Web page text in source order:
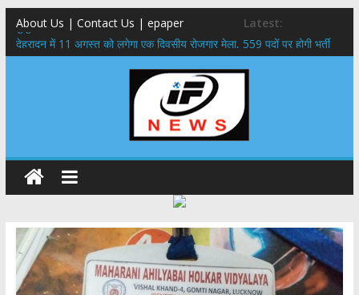
About Us | Contact Us | epaper Latest:
बुजुर्ग-दिव्यांगों के घर जाएंगे बीएलओ, करेंगे नोटिसों का निस्तारण
​देहरादून में 11 अगस्त को लगेगा एक दिवसीय रोजगार मेला, 559 पदों पर होगी भर्ती
459 करोड़ से एचएनबी गढ़वाल विश्वविद्यालय में अनुसंधान संरचना होगी सुदृढ,उच्च
शिक्षा मंत्री धन सिंह रावत ने नवनियुक्त केन्द्रीय शिक्षा मंत्री से की मुलाकात
मुख्यमंत्री से महानिदेशक एनसीसी ने की शिष्टाचार भेंट,उत्तराखण्ड में एनसीसी के
विस्तार एवं आधुनिक आधारभूत संरचना के विकास पर हुई महत्वपूर्ण चर्चा
एमडीडीए बोर्ड बैठक, देहरादून और मसूरी के विकास के लिए 25 बड़े प्रस्तावों को मिली
हरी झंडी